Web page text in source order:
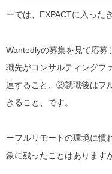
ーでは、EXPACTに入った
Wantedlyの募集を見て応
職先がコンサルティングフ
連すること 、②就職後はフ
きること、 です。
ーフルリモートの環境に慣
象に残ったことはあります